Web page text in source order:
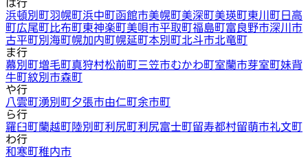
は行
浜頓別町羽幌町浜中町函館市美幌町美深町美瑛町東川町日高
町広尾町比布町東神楽町美唄市平取町福島町富良野市深川市
古平町別海町幌加内町幌延町本別町北斗市北竜町
ま行
幕別町増毛町真狩村松前町三笠市むかわ町室蘭市芽室町妹背
牛町紋別市森町
や行
八雲町湧別町夕張市由仁町余市町
ら行
羅臼町蘭越町陸別町利尻町利尻富士町留寿都村留萌市礼文町
わ行
和寒町稚内市